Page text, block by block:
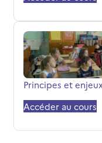
Principes et
Nom du cours
Principes et
Accéder au cours